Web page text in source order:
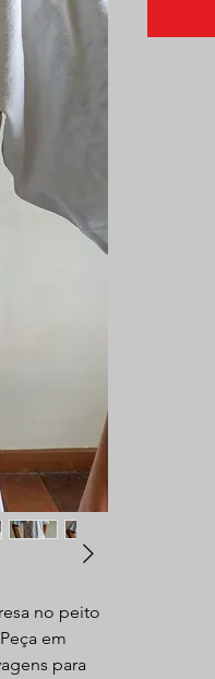
no peito
em
para